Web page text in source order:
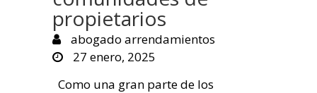
propietarios
abogado arrendamientos
27 enero, 2025
Como una gran parte de los